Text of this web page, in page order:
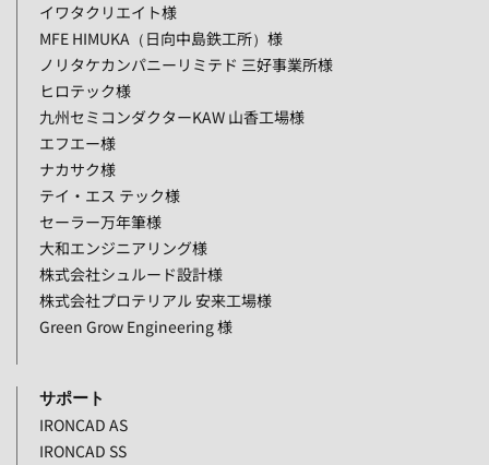
イワタクリエイト様
MFE HIMUKA（日向中島鉄工所）様
ノリタケカンパニーリミテド 三好事業所様
ヒロテック様
九州セミコンダクターKAW 山香工場様
エフエー様
ナカサク様
テイ・エス テック様
セーラー万年筆様
大和エンジニアリング様
株式会社シュルード設計様
株式会社プロテリアル 安来工場様
Green Grow Engineering 様
サポート
IRONCAD AS
IRONCAD SS